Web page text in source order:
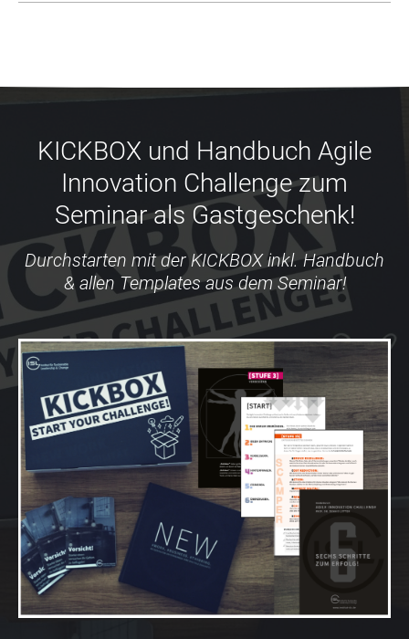
KICKBOX und Handbuch Agile
Innovation Challenge zum
Seminar als Gastgeschenk!
Durchstarten mit der KICKBOX inkl. Handbuch
& allen Templates aus dem Seminar!